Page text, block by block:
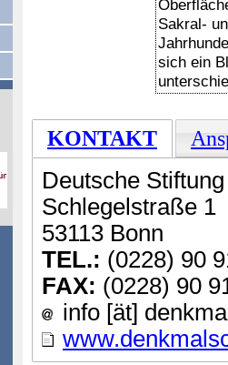
Sakral-
sich ein
KONTAKT
Deutsche
Schlegelstraße 1
53113 Bonn
TEL.: (0228) 90
FAX: (0228) 90
info [ät]